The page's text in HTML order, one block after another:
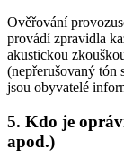
Ověřování
provádí zpravidla
akustickou
(nepřerušovaný tón
jsou obyvatelé
5. Kdo je
apod.)